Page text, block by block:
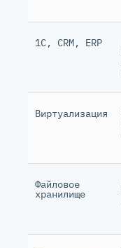
1С, CRM, ERP
Виртуализация
Файловое
хранилище